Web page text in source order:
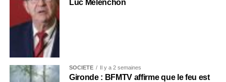
Luc Mélenchon
SOCIÉTÉ Il y a 2 semaines
Gironde : BFMTV affirme que le feu est